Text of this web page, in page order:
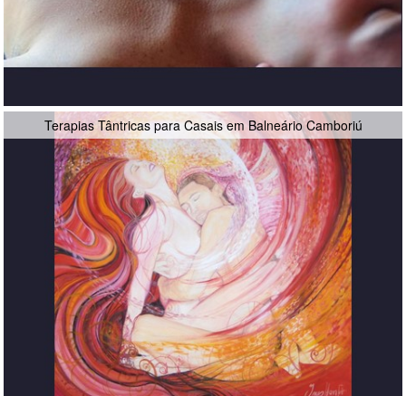
Terapias Tântricas para Casais em Balneário Camboriú